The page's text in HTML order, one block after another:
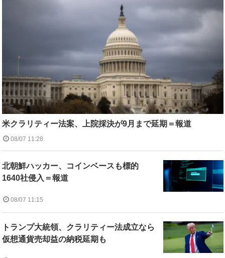
米クラリティー法案、上院採決が9月まで延期＝報道
08/07 11:28
北朝鮮ハッカー、コインベースも標的
1640社侵入＝報道
08/07 11:15
トランプ大統領、クラリティー法成立なら
仮想通貨売却益の納税延期も